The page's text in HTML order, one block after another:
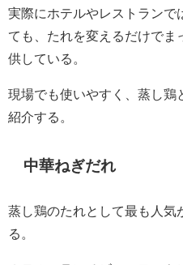
実際にホテルやレストランで
ても、たれを変えるだけでま
供している。
現場でも使いやすく、蒸し鶏
紹介する。
中華ねぎだれ
蒸し鶏のたれとして最も人気
る。